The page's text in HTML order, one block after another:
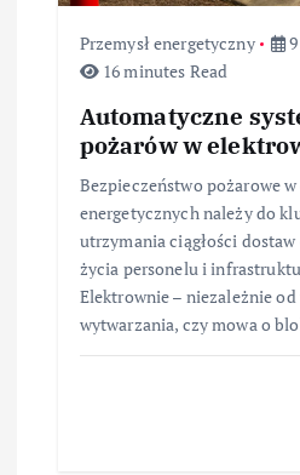
Przemysł energetyczny
16 minutes Read
Automatyczne
pożarów w
Bezpieczeństwo pożarowe
energetycznych należy do
utrzymania ciągłości
życia personelu i
Elektrownie – niezależnie
wytwarzania, czy mowa o